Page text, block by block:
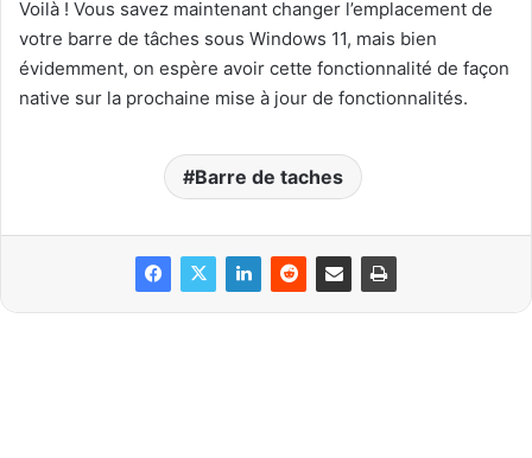
Voilà ! Vous savez maintenant changer l’emplacement de
votre barre de tâches sous Windows 11, mais bien
évidemment, on espère avoir cette fonctionnalité de façon
native sur la prochaine mise à jour de fonctionnalités.
Barre de taches